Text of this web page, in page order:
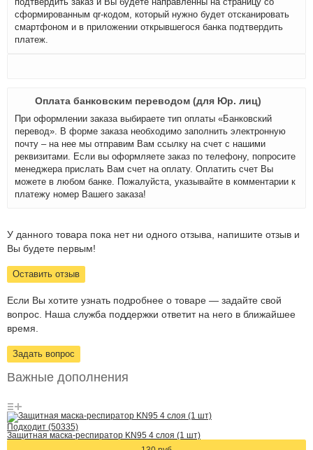
сформированным qr-кодом, который нужно будет отсканировать
смартфоном и в приложении открывшегося банка подтвердить
платеж.
Оплата банковским переводом (для Юр. лиц)
При оформлении заказа выбираете тип оплаты «Банковский
перевод». В форме заказа необходимо заполнить электронную
почту – на нее мы отправим Вам ссылку на счет с нашими
реквизитами. Если вы оформляете заказ по телефону, попросите
менеджера прислать Вам счет на оплату. Оплатить счет Вы
можете в любом банке. Пожалуйста, указывайте в комментарии к
платежу номер Вашего заказа!
У данного товара пока нет ни одного отзыва, напишите отзыв и
Вы будете первым!
Оставить отзыв
Если Вы хотите узнать подробнее о товаре — задайте свой
вопрос. Наша служба поддержки ответит на него в ближайшее
время.
Задать вопрос
Важные дополнения
Подходит (50335)
Защитная маска-респиратор KN95 4 слоя (1 шт)